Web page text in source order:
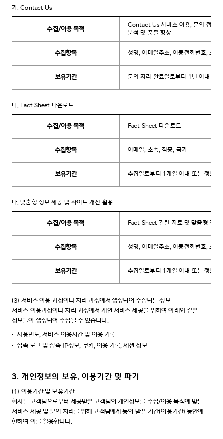
가. Contact Us
수집/이용 목적
Contact Us 서비스 이용, 문의 접수
분석 및 품질 향상
수집항목 성명, 이메일주소, 이동전화번호, 소속
보유기간 문의 처리 완료일로부터 1년 이내 또
나. Fact Sheet 다운로드
수집/이용 목적 Fact Sheet 다운로드
수집항목 이메일, 소속, 직종, 국가
보유기간 수집일로부터 1개월 이내 또는 정보
다. 맞춤형 정보 제공 및 사이트 개선 활용
수집/이용 목적 Fact Sheet 관련 자료 및 맞춤형 정보
수집항목 성명, 이메일주소, 이동전화번호, 소속
보유기간 수집일로부터 1개월 이내 또는 정보
(3) 서비스 이용 과정이나 처리 과정에서 생성되어 수집되는 정보
서비스 이용과정이나 처리 과정에서 개인 서비스 제공을 위하여 아래와 같은
정보들이 생성되어 수집될 수 있습니다.
사용빈도, 서비스 이용시간 및 이용 기록
접속 로그 및 접속 IP정보, 쿠키, 이용 기록, 세션 정보
3. 개인정보의 보유, 이용기간 및 파기
(1) 이용기간 및 보유기간
회사는 고객님으로부터 제공받은 고객님의 개인정보를 수집/이용 목적에 맞는
서비스 제공 및 문의 처리를 위해 고객님에게 동의 받은 기간(이용기간) 동안에
한하여 이를 활용합니다.